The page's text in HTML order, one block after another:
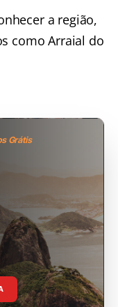
a região,
comoArraial do
Grátis